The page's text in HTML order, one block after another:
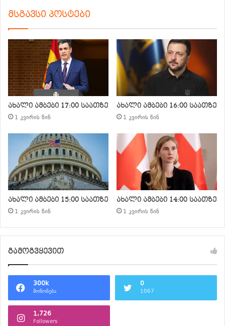
მსგავსი პოსტები
ახალი ამბები 17:00 საათზე
1 კვირის წინ
ახალი ამბები 16:00 საათზე
1 კვირის წინ
ახალი ამბები 15:00 საათზე
1 კვირის წინ
ახალი ამბები 14:00 საათზე
1 კვირის წინ
გამოგვყევით
300k
მოწონება
0
1067
1,726
Followers